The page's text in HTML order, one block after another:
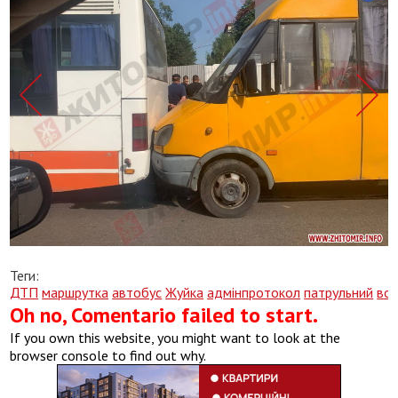
Теги:
ДТП маршрутка автобус Жуйка адмінпротокол патрульний
Oh no, Comentario failed to start.
If you own this website, you might want to look at the
browser console to find out why.